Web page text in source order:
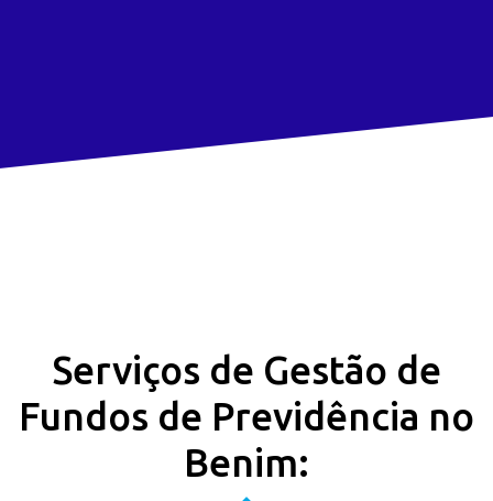
Serviços de Gestão de
Fundos de Previdência no
Benim: